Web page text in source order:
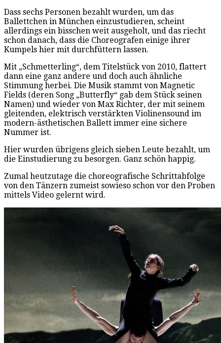
Dass sechs Personen bezahlt wurden, um das
Ballettchen in München einzustudieren, scheint
allerdings ein bisschen weit ausgeholt, und das riecht
schon danach, dass die Choreografen einige ihrer
Kumpels hier mit durchfüttern lassen.
Mit „Schmetterling“, dem Titelstück von 2010, flattert
dann eine ganz andere und doch auch ähnliche
Stimmung herbei. Die Musik stammt von Magnetic
Fields (deren Song „Butterfly“ gab dem Stück seinen
Namen) und wieder von Max Richter, der mit seinem
gleitenden, elektrisch verstärkten Violinensound im
modern-ästhetischen Ballett immer eine sichere
Nummer ist.
Hier wurden übrigens gleich sieben Leute bezahlt, um
die Einstudierung zu besorgen. Ganz schön happig.
Zumal heutzutage die choreografische Schrittabfolge
von den Tänzern zumeist sowieso schon vor den Proben
mittels Video gelernt wird.